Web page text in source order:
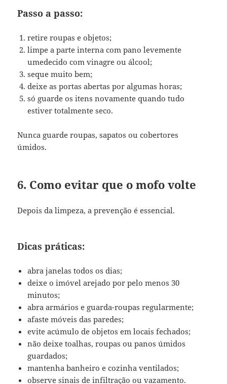
Passo a passo:
retire roupas e objetos;
limpe a parte interna com pano levemente
umedecido com vinagre ou álcool;
seque muito bem;
deixe as portas abertas por algumas horas;
só guarde os itens novamente quando tudo
estiver totalmente seco.
Nunca guarde roupas, sapatos ou cobertores
úmidos.
6. Como evitar que o mofo volte
Depois da limpeza, a prevenção é essencial.
Dicas práticas:
abra janelas todos os dias;
deixe o imóvel arejado por pelo menos 30
minutos;
abra armários e guarda-roupas regularmente;
afaste móveis das paredes;
evite acúmulo de objetos em locais fechados;
não deixe toalhas, roupas ou panos úmidos
guardados;
mantenha banheiro e cozinha ventilados;
observe sinais de infiltração ou vazamento.